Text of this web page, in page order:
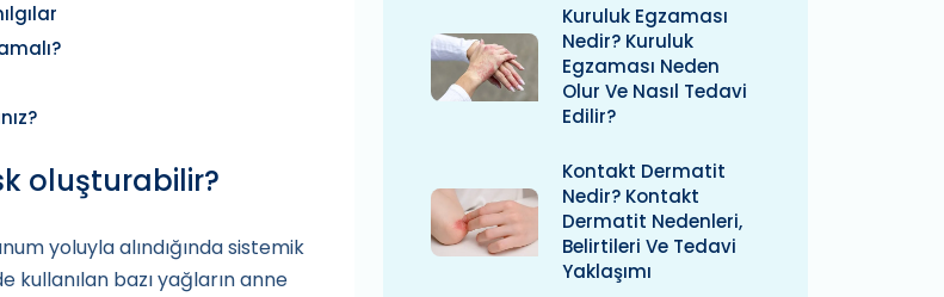
oluşturabilir?
yoluyla alındığında sistemik
kullanılan bazı yağların anne
Kuruluk Egzaması
Nedir? Kuruluk
Egzaması Neden
Olur Ve Nasıl Tedavi
Edilir?
Kontakt Dermatit
Nedir? Kontakt
Dermatit Nedenleri,
Belirtileri Ve Tedavi
Yaklaşımı